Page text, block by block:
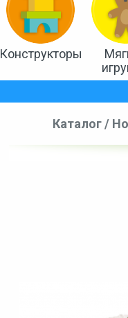
Конструкторы
Каталог/